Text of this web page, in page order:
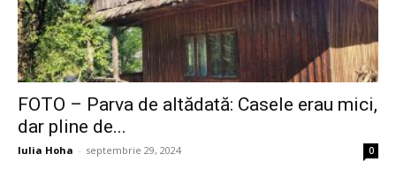
FOTO – Parva de altădată: Casele erau mici,
dar pline de...
Iulia Hoha - septembrie 29, 2024 0